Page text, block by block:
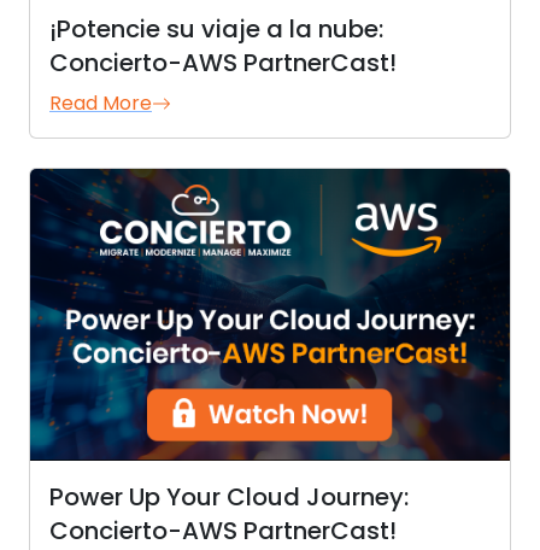
¡Potencie su viaje a la nube:
Concierto-AWS PartnerCast!
Read More
Power Up Your Cloud Journey:
Concierto-AWS PartnerCast!